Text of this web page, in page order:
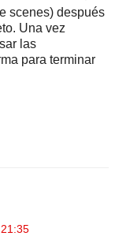
scenes) después
Una vez
las
para terminar